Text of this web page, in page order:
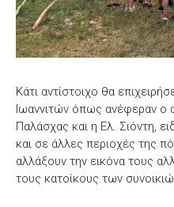
Κάτι αντίστοιχο θα
Ιωαννιτών όπως ανέφεραν ο
Παλάσχας και η Ελ. Σιόντη,
και σε άλλες περιοχές της
αλλάξουν την εικόνα τους
τους κατοίκους των